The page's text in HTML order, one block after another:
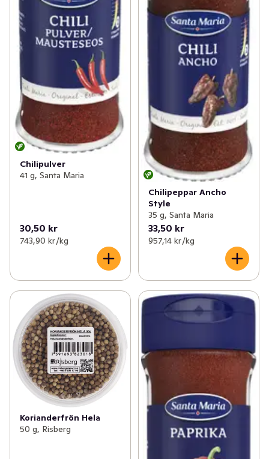
Chilipulver
41 g, Santa Maria
30,50 kr
743,90 kr /kg
Chilipeppar Ancho
Style
35 g, Santa Maria
33,50 kr
957,14 kr /kg
Korianderfrön Hela
50 g, Risberg